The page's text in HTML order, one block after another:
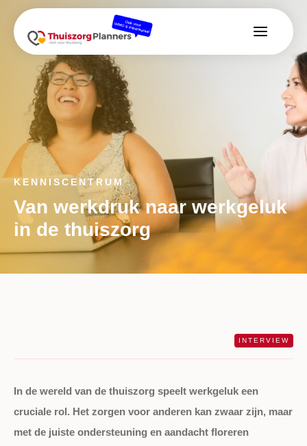
KENNISCENTRUM
Van werkdruk naar werkgeluk
in de thuiszorg
INTERVIEW
In de wereld van de thuiszorg speelt werkgeluk een
cruciale rol. Het zorgen voor anderen kan zwaar zijn, maar
met de juiste ondersteuning en aandacht floreren